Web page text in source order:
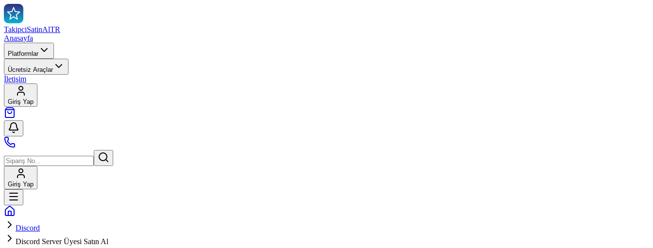
TakipciSatinAlTR
Anasayfa
Platformlar
Ücretsiz Araçlar
İletişim
Giriş Yap
Giriş Yap
Discord
Discord Server Üyesi Satın Al